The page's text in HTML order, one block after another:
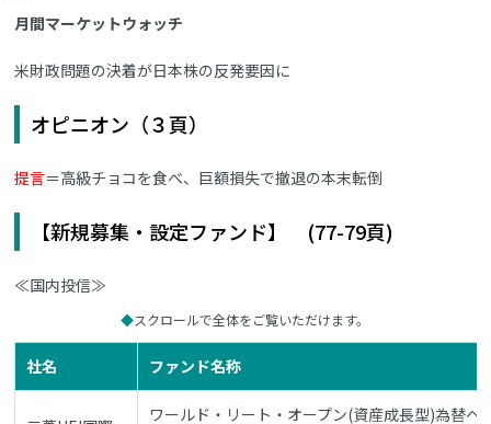
月間マーケットウォッチ
米財政問題の決着が日本株の反発要因に
オピニオン（３頁）
提言＝高級チョコを食べ、巨額損失で撤退の本末転倒
【新規募集・設定ファンド】 (77-79頁)
≪国内投信≫
スクロールで全体をご覧いただけます。
社名 ファンド名称
ワールド・リート・オープン(資産成長型)為替ヘ